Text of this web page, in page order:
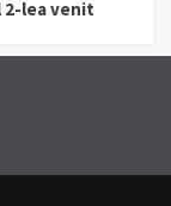
2-lea venit